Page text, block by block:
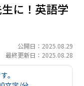
に！英語学
公開日：2025.08.29
最終更新日：2025.08.28
。